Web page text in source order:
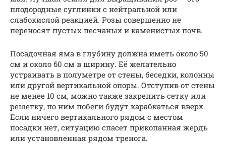
плодородные суглинки с нейтральной или
слабокислой реакцией. Розы совершенно не
переносят пустых песчаных и каменистых почв.
Посадочная яма в глубину должна иметь около 50
см и около 60 см в ширину. Её желательно
устраивать в полуметре от стены, беседки, колонны
или другой вертикальной опоры. Отступив от стены
не менее 10 см, можно также закрепить сетку или
решетку, по ним побеги будут карабкаться вверх.
Если ничего вертикального рядом с местом
посадки нет, ситуацию спасет прикопанная жердь
или установленная рядом тренога.